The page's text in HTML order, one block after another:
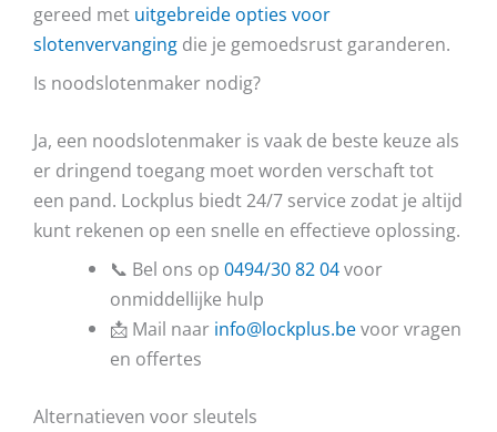
gereed met uitgebreide opties voor
slotenvervanging die je gemoedsrust garanderen.
Is noodslotenmaker nodig?
Ja, een noodslotenmaker is vaak de beste keuze als
er dringend toegang moet worden verschaft tot
een pand. Lockplus biedt 24/7 service zodat je altijd
kunt rekenen op een snelle en effectieve oplossing.
📞 Bel ons op0494/30 82 04voor
onmiddellijke hulp
📩 Mail naar info@lockplus.bevoor vragen
en offertes
Alternatieven voor sleutels